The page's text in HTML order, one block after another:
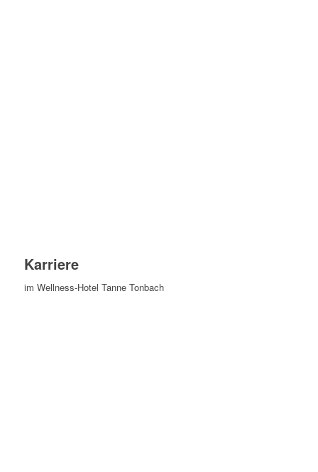
Karriere
im Wellness-Hotel Tanne Tonbach